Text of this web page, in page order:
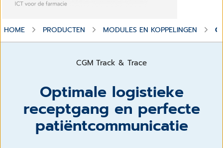
HOME PRODUCTEN MODULES EN KOPPELINGEN
CGM Track & Trace
Optimale logistieke
receptgang en perfecte
patiëntcommunicatie